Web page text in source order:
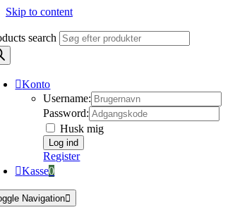
Skip to content
search
Konto
Username:
Password:
Husk mig
Register
Kasse0
Navigation